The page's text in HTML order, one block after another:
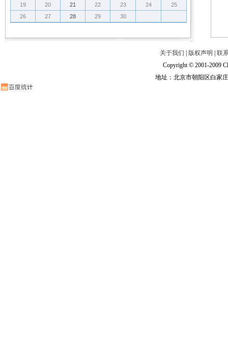
19
20 21 22 23 24
25
26
27 28 29 30
关于我们 版权声明
联
Copyright © 2001-2009
地址：北京市朝阳区白家